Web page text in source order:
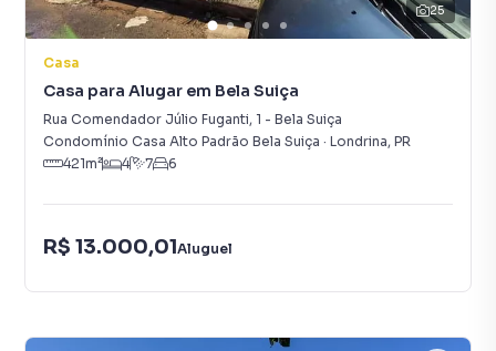
25
Casa
Casa para Alugar em Bela Suiça
Rua Comendador Júlio Fuganti, 1 - Bela Suiça
Condomínio Casa Alto Padrão Bela Suiça · Londrina, PR
421m² 4 7 6
R$ 13.000,01Aluguel